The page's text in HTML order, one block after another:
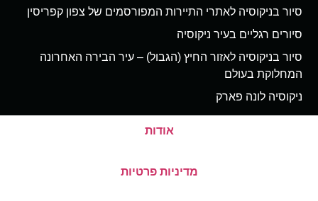
סיור בניקוסיה לאתרי התיירות המפורסמים של צפון קפריסין
סיורים רגליים בעיר ניקוסיה
סיור בניקוסיה לאזור החיץ (הגבול) – עיר הבירה האחרונה
המחלוקת בעולם
ניקוסיה לונה פארק
אודות
מדיניות פרטיות